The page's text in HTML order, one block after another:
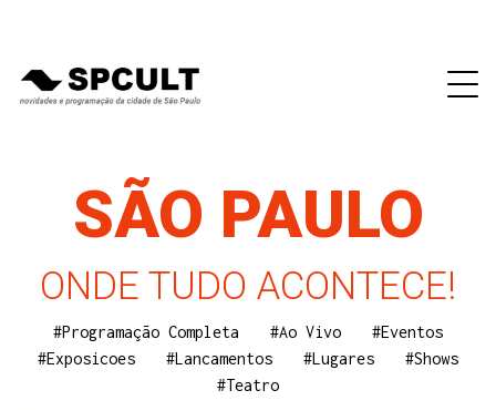
SÃO PAULO
ONDE TUDO ACONTECE!
#Programação Completa #Ao Vivo
#Eventos
#Exposicoes
#Lancamentos #Lugares
#Shows
#Teatro